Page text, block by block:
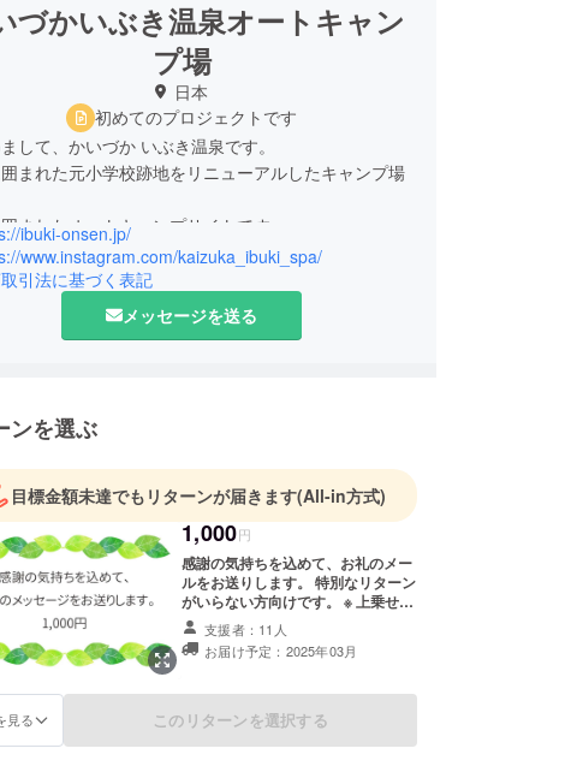
づかいぶき温泉オートキャン
プ場
日本
初めてのプロジェクトです
して、かいづか いぶき温泉です。
まれた元小学校跡地をリニューアルしたキャンプ場
まれたオートキャンプサイトです。
空も満喫、天然温泉も満喫でき、
べる施設でお子様も楽しめるファミリーにおすすめ
ibuki-onsen.jp/
www.instagram.com/kaizuka_ibuki_spa/
引法に基づく表記
メッセージを送る
ンを選ぶ
目標金額未達でもリターンが届きます(All-in方式)
1,000円
感謝の気持ちを込めて、お礼のメー
ルをお送りします。 特別なリターン
がいらない方向けです。 ※ 上乗せ支
援も大歓迎です！ ※ 応援コメントも
励みになります！
支援者：11人
お届け予定：2025年03月
見る このリターンを選択する